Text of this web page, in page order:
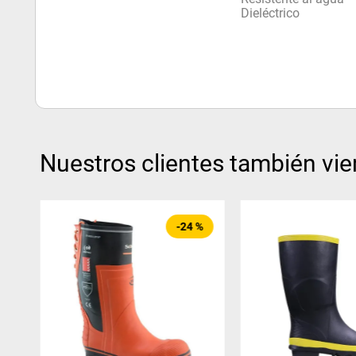
Dieléctrico
Nuestros clientes también
-24 %